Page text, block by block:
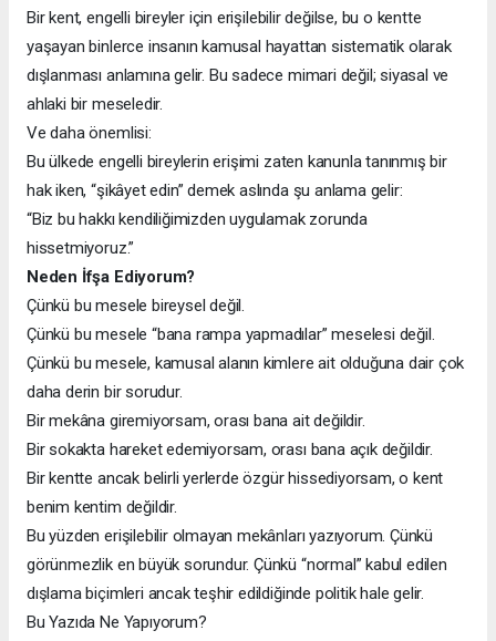
Bir kent, engelli bireyler için erişilebilir değilse, bu o kentte
yaşayan binlerce insanın kamusal hayattan sistematik olarak
dışlanması anlamına gelir. Bu sadece mimari değil; siyasal ve
ahlaki bir meseledir.
Ve daha önemlisi:
Bu ülkede engelli bireylerin erişimi zaten kanunla tanınmış bir
hak iken, “şikâyet edin” demek aslında şu anlama gelir:
“Biz bu hakkı kendiliğimizden uygulamak zorunda
hissetmiyoruz.”
Neden İfşa Ediyorum?
Çünkü bu mesele bireysel değil.
Çünkü bu mesele “bana rampa yapmadılar” meselesi değil.
Çünkü bu mesele, kamusal alanın kimlere ait olduğuna dair çok
daha derin bir sorudur.
Bir mekâna giremiyorsam, orası bana ait değildir.
Bir sokakta hareket edemiyorsam, orası bana açık değildir.
Bir kentte ancak belirli yerlerde özgür hissediyorsam, o kent
benim kentim değildir.
Bu yüzden erişilebilir olmayan mekânları yazıyorum. Çünkü
görünmezlik en büyük sorundur. Çünkü “normal” kabul edilen
dışlama biçimleri ancak teşhir edildiğinde politik hale gelir.
Bu Yazıda Ne Yapıyorum?